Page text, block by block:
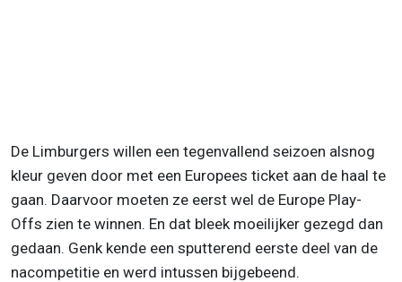
De Limburgers willen een tegenvallend seizoen alsnog
kleur geven door met een Europees ticket aan de haal te
gaan. Daarvoor moeten ze eerst wel de Europe Play-
Offs zien te winnen. En dat bleek moeilijker gezegd dan
gedaan. Genk kende een sputterend eerste deel van de
nacompetitie en werd intussen bijgebeend.